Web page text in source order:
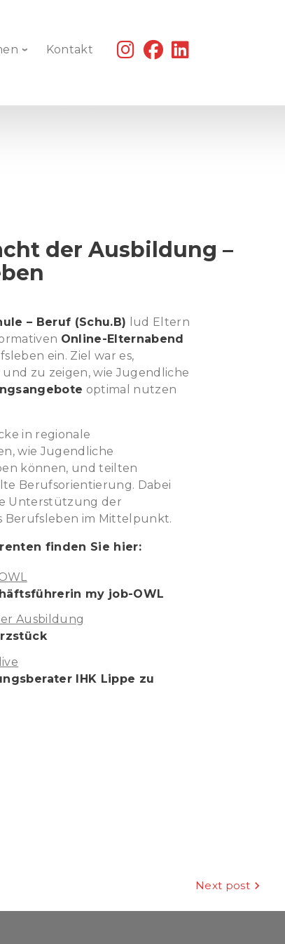
Kontakt
fab
fa-
fab
fa-
der Ausbildung –
– Beruf (Schu.B) lud Eltern
Online-Elternabend
ein. Ziel war es,
zu zeigen, wie Jugendliche
optimal nutzen
in regionale
wie Jugendliche
können, und teilten
Berufsorientierung. Dabei
Unterstützung der
Berufsleben im Mittelpunkt.
finden Sie hier:
my job-OWL
Ausbildung
IHK Lippe zu
Next post